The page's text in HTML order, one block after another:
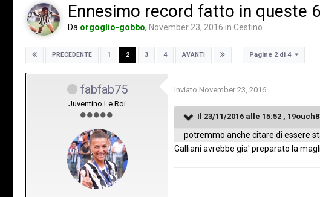
Ennesimo record fatto in queste
Da orgoglio-gobbo, November 23, 2016 in Cestino
PRECEDENTE 1 2 3 4 AVANTI Pagine 2 di 4
fabfab75
Juventino Le Roi
Inviato November 23, 2016
Il 23/11/2016 alle 15:52 ,
potremmo anche citare di essere
Galliani avrebbe gia' preparato la